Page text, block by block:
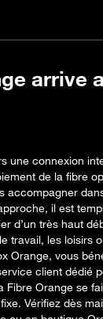
arrive
une connexion
de la fibre
accompagner
il est
d’un très haut
travail, les loisirs
Orange, vous
client dédié
Fibre Orange se
Vérifiez dès